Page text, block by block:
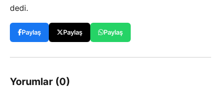
dedi.
Paylaş Paylaş Paylaş
Yorumlar (0)